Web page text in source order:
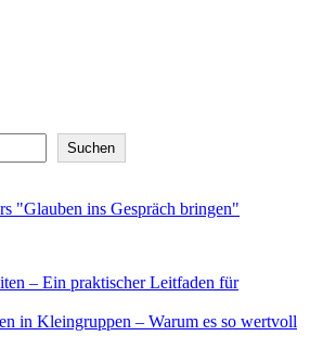
Suchen
"Glauben ins Gespräch bringen"
– Ein praktischer Leitfaden für
in Kleingruppen – Warum es so wertvoll